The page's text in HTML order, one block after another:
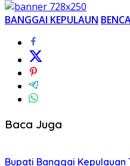
BANGGAI KEPULAUN
Baca Juga
Bupati Banggai